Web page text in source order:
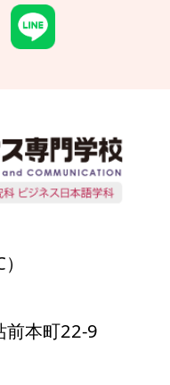
前本町22-9